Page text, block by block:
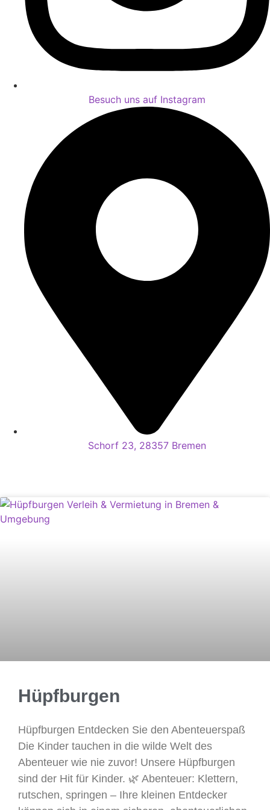
Besuch uns auf Instagram
Schorf 23, 28357 Bremen
Hüpfburgen
Hüpfburgen Entdecken Sie den Abenteuerspaß
Die Kinder tauchen in die wilde Welt des
Abenteuer wie nie zuvor! Unsere Hüpfburgen
sind der Hit für Kinder. 🌿 Abenteuer: Klettern,
rutschen, springen – Ihre kleinen Entdecker